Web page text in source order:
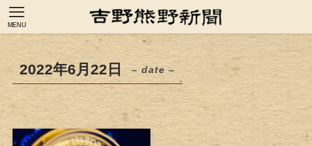
MENU
2022年6月22日 – date –